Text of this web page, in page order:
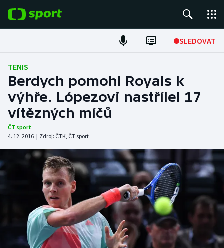
SLEDOVAT
Fotbal
Hokej
Tenis
Atletika
Cyklistika
DALŠÍ SPORTY
Americký fotbal
Baseball a softbal
NEPŘEHLÉDNĚTE
Soutěže
TENIS
Berdych pomohl Royals k
výhře. Lópezovi nastřílel 17
vítězných míčů
ČT sport
4. 12. 2016 | Zdroj: ČTK, ČT sport